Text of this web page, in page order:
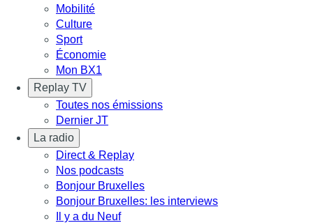
Mobilité
Culture
Sport
Économie
Mon BX1
Replay TV
Toutes nos émissions
Dernier JT
La radio
Direct & Replay
Nos podcasts
Bonjour Bruxelles
Bonjour Bruxelles: les interviews
Il y a du Neuf